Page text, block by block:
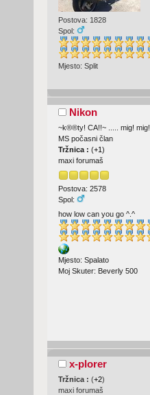
Postova: 1828
Spol:
Mjesto: Split
Nikon
~k®®ty! CA!!~ ..... mig! mig!
MS počasni član
Tržnica : (+1 )
maxi forumaš
Postova: 2578
Spol:
how low can you go ^.^
Mjesto: Spalato
Moj Skuter: Beverly 500
x-plorer
Tržnica : (+2)
maxi forumaš